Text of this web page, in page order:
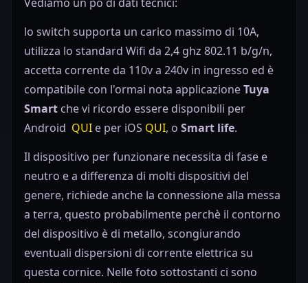
lo switch supporta un carico massimo di 10A,
utilizza lo standard Wifi da 2,4 ghz 802.11 b/g/n,
accetta corrente da 110v a 240v in ingresso ed è
compatibile con l'ormai nota applicazioneTuya
Smart che vi ricordo essere disponibili per
Android QUI e per iOS QUI, o Smart life.
Il dispositivo per funzionare necessita di fase e
neutro e a differenza di molti dispositivi del
genere, richiede anche la connessione alla messa
a terra, questo probabilmente perchè il contorno
del dispositivo è di metallo, scongiurando
eventuali dispersioni di corrente elettrica su
questa cornice. Nelle foto sottostanti ci sono